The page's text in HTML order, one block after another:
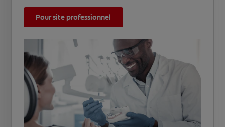
Pour site professionnel